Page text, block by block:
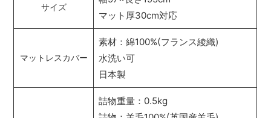
サイズ
マット厚30cm対応
マットレスカバー
素材：綿100%(フランス綾織)
水洗い可
日本製
詰物重量：0.5kg